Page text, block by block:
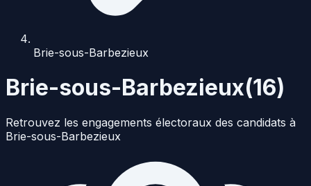
Brie-sous-Barbezieux
Brie-sous-Barbezieux(16)
Retrouvez les engagements électoraux des candidats à
Brie-sous-Barbezieux